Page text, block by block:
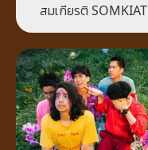
สมเกียรติ SOMKIAT